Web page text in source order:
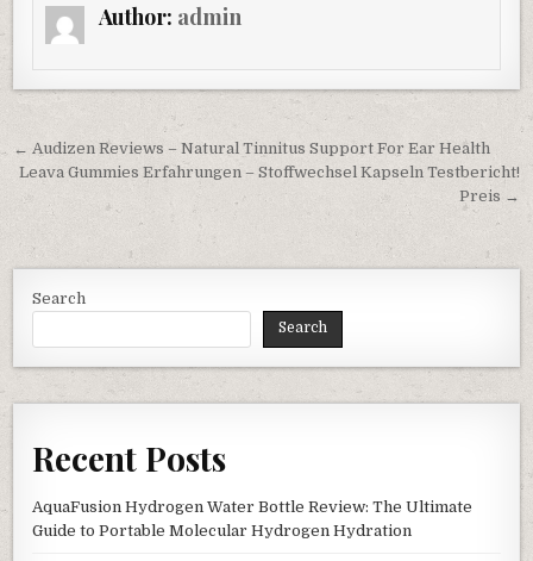
Author: admin
Post navigation
← Audizen Reviews – Natural Tinnitus Support For Ear Health
Leava Gummies Erfahrungen – Stoffwechsel Kapseln Testbericht!
Preis →
Search
Search
Recent Posts
AquaFusion Hydrogen Water Bottle Review: The Ultimate
Guide to Portable Molecular Hydrogen Hydration